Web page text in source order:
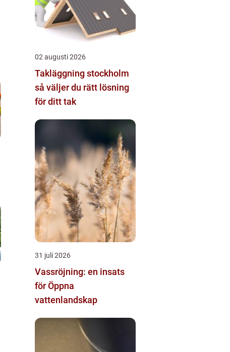
02 augusti 2026
Takläggning stockholm
så väljer du rätt lösning
för ditt tak
31 juli 2026
Vassröjning: en insats
för Öppna
vattenlandskap